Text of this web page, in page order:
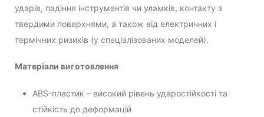
ударів, падіння інструментів чи уламків, контакту з
твердими поверхнями, а також від електричних і
термічних ризиків (у спеціалізованих моделей).
Матеріали виготовлення
ABS-пластик – високий рівень ударостійкості та
стійкість до деформацій